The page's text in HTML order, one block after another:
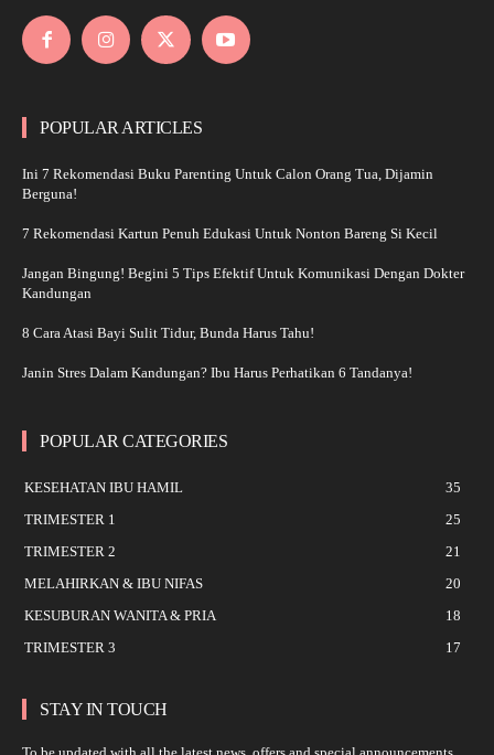
POPULAR ARTICLES
Ini 7 Rekomendasi Buku Parenting Untuk Calon Orang Tua, Dijamin
Berguna!
7 Rekomendasi Kartun Penuh Edukasi Untuk Nonton Bareng Si Kecil
Jangan Bingung! Begini 5 Tips Efektif Untuk Komunikasi Dengan Dokter
Kandungan
8 Cara Atasi Bayi Sulit Tidur, Bunda Harus Tahu!
Janin Stres Dalam Kandungan? Ibu Harus Perhatikan 6 Tandanya!
POPULAR CATEGORIES
KESEHATAN IBU HAMIL
35
TRIMESTER 1
25
TRIMESTER 2
21
MELAHIRKAN & IBU NIFAS
20
KESUBURAN WANITA & PRIA
18
TRIMESTER 3
17
STAY IN TOUCH